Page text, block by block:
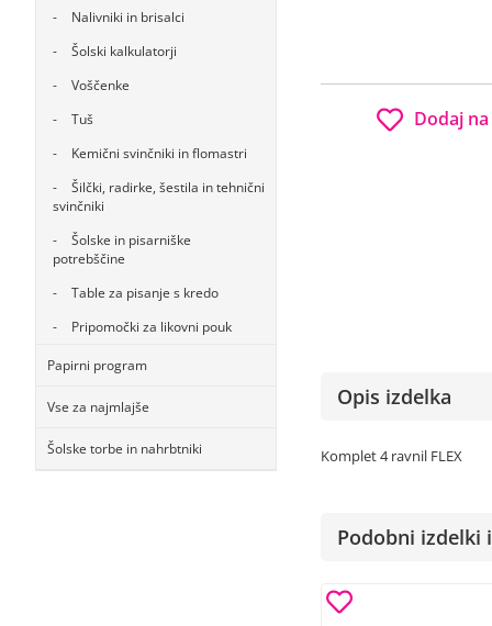
Nalivniki in brisalci
Šolski kalkulatorji
Voščenke
Tuš
Kemični svinčniki in flomastri
Šilčki, radirke, šestila in tehnični
svinčniki
Šolske in pisarniške
potrebščine
Table za pisanje s kredo
Pripomočki za likovni pouk
Papirni program
Vse za najmlajše
Šolske torbe in nahrbtniki
Dodaj
Opis izdelka
Komplet 4 ravnil FLEX
Podobni izdelki